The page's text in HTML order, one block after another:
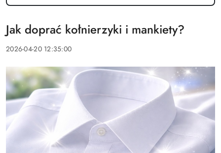
Jak doprać kołnierzyki i mankiety?
2026-04-20 12:35:00